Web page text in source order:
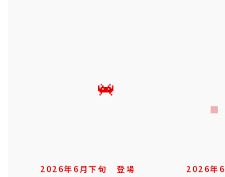
2026年6 月下旬 登場 2026年6